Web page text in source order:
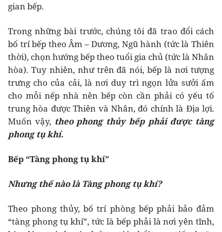
gian bếp.
Trong những bài trước, chúng tôi đã trao đổi cách
bố trí bếp theo Âm – Dương, Ngũ hành (tức là Thiên
thời), chọn hướng bếp theo tuổi gia chủ (tức là Nhân
hòa). Tuy nhiên, như trên đã nói, bếp là nơi tượng
trưng cho của cải, là nơi duy trì ngọn lửa sưởi ấm
cho mỗi nếp nhà nên bếp còn cần phải có yếu tố
trung hòa được Thiên và Nhân, đó chính là Địa lợi.
Muốn vậy, theo phong thủy bếp phải được tàng
phong tụ khí.
Bếp “Tàng phong tụ khí”
Nhưng thế nào là Tàng phong tụ khí?
Theo phong thủy, bố trí phòng bếp phải bảo đảm
“tàng phong tụ khí”, tức là bếp phải là nơi yên tĩnh,